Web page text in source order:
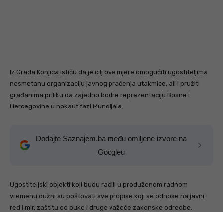
Iz Grada Konjica ističu da je cilj ove mjere omogućiti ugostiteljima
nesmetanu organizaciju javnog praćenja utakmice, ali i pružiti
građanima priliku da zajedno bodre reprezentaciju Bosne i
Hercegovine u nokaut fazi Mundijala.
Dodajte Saznajem.ba među omiljene izvore na
Googleu
Ugostiteljski objekti koji budu radili u produženom radnom
vremenu dužni su poštovati sve propise koji se odnose na javni
red i mir, zaštitu od buke i druge važeće zakonske odredbe.